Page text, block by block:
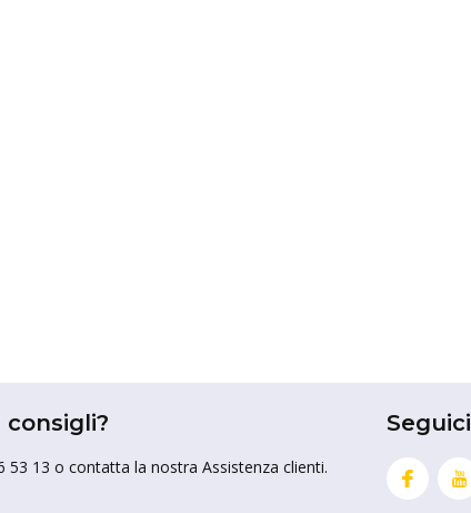
consigli?
53 13 o contatta la nostra Assistenza clienti.
Seguici